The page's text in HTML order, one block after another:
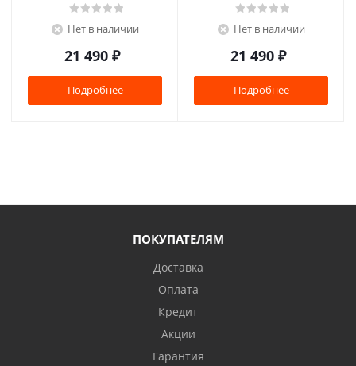
Нет в наличии
21 490 ₽
Подробнее
Нет в наличии
21 490 ₽
Подробнее
ПОКУПАТЕЛЯМ
Доставка
Оплата
Кредит
Акции
Гарантия